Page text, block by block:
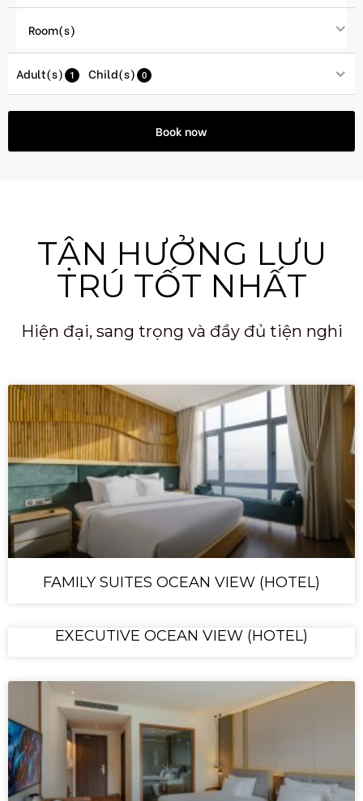
Room(s)
Adult(s) 1 Child(s) 0
TẬN HƯỞNG LƯU
TRÚ TỐT NHẤT
Hiện đại, sang trọng và đầy đủ tiện nghi
FAMILY SUITES OCEAN VIEW (HOTEL)
EXECUTIVE OCEAN VIEW (HOTEL)